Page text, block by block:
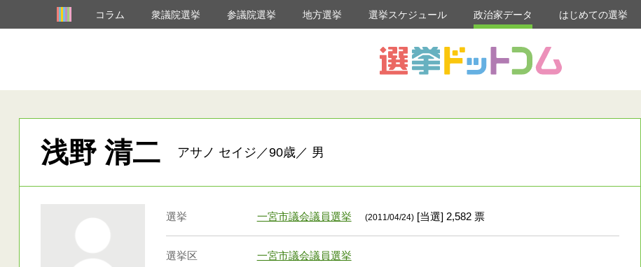
コラム 衆議院選挙 参議院選挙 地方選挙 選挙スケジュール 政治家データ はじめての選挙
浅野 清二 アサノ セイジ／90歳／ 男
選挙 一宮市議会議員選挙 (2011/04/24)[当選] 2,582 票
選挙区 一宮市議会議員選挙